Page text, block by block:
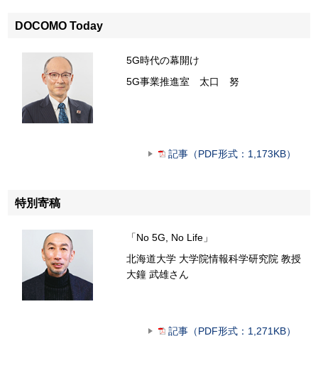
DOCOMO Today
5G時代の幕開け
5G事業推進室 太口 努
記事（PDF形式：1,173KB）
特別寄稿
「No 5G, No Life」
北海道大学 大学院情報科学研究院 教授
大鐘 武雄さん
記事（PDF形式：1,271KB）